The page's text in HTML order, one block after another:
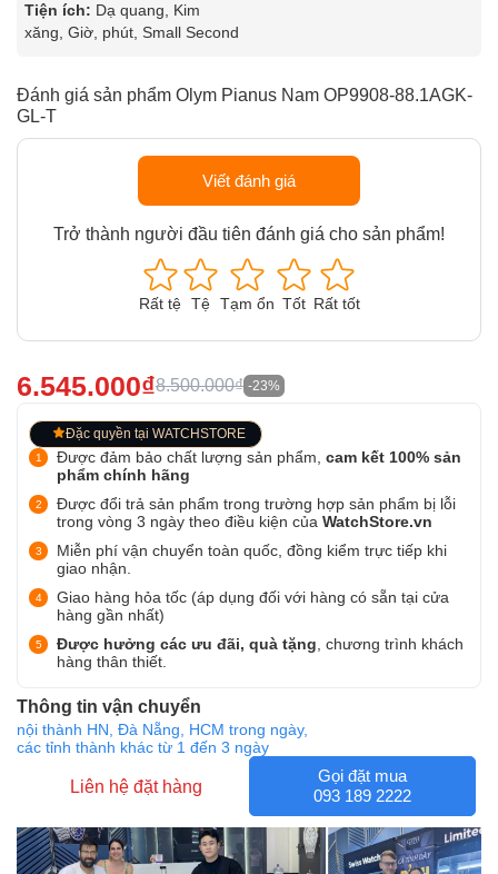
Tiện ích: Dạ quang, Kim
xăng, Giờ, phút, Small Second
Đánh giá sản phẩm Olym Pianus Nam OP9908-88.1AGK-
GL-T
Viết đánh giá
Trở thành người đầu tiên đánh giá cho sản phẩm!
Rất tệ Tệ Tạm ổn Tốt Rất tốt
6.545.000₫8.500.000₫ -23%
Đặc quyền tại WATCHSTORE
Được đảm bảo chất lượng sản phẩm, cam kết 100% sản
phẩm chính hãng
Được đổi trả sản phẩm trong trường hợp sản phẩm bị lỗi
trong vòng 3 ngày theo điều kiện của WatchStore.vn
Miễn phí vận chuyển toàn quốc, đồng kiểm trực tiếp khi
giao nhận.
Giao hàng hỏa tốc (áp dụng đối với hàng có sẵn tại cửa
hàng gần nhất)
Được hưởng các ưu đãi, quà tặng , chương trình khách
hàng thân thiết.
Thông tin vận chuyển
nội thành HN, Đà Nẵng, HCM trong ngày,
các tỉnh thành khác từ 1 đến 3 ngày
Liên hệ đặt hàng
Gọi đặt mua
093 189 2222